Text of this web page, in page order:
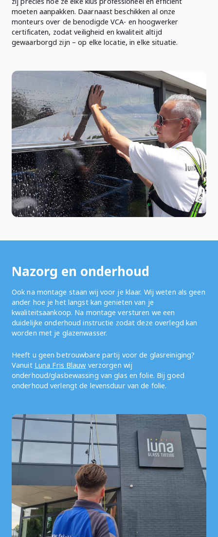
moeten aanpakken. Daarnaast beschikken al onze
monteurs over de benodigde VCA- en hoogwerker
certificaten, zodat veiligheid en kwaliteit altijd
gewaarborgd zijn – op elke locatie, in elke situatie.
Nazorg en onderhoud
Ook na montage staan wij voor je klaar. Wij weten als geen
ander hoe je het langst kan genieten van je
kwaliteitsaankoop. Na montage versturen we een
duidelijke onderhoud instructie zodat deze overlegd kan
worden met je glazenwasser.
Heeft u geen betrouwbare partij voor de glasreiniging?
Vanuit Luna Fris Blauw verzorgen wij
onderhoud/glasbewassing van glas en folie. Bij goed
onderhoud verlengt de levensduur van de folie.